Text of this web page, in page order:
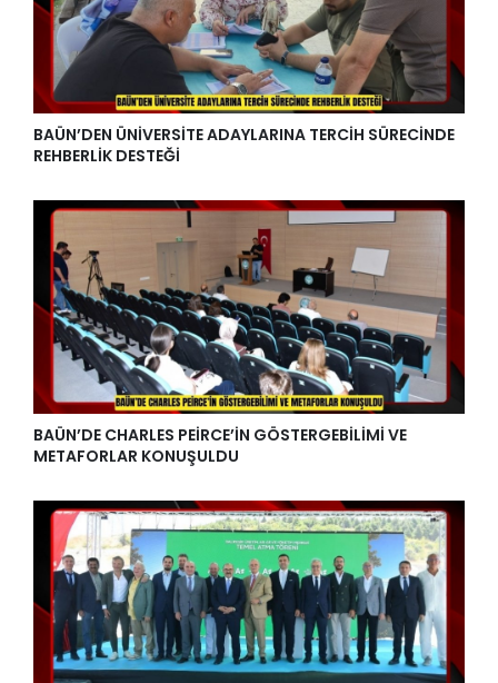
BAÜN’DEN ÜNİVERSİTE ADAYLARINA TERCİH SÜRECİNDE
REHBERLİK DESTEĞİ
BAÜN’DE CHARLES PEİRCE’İN GÖSTERGEBİLİMİ VE
METAFORLAR KONUŞULDU